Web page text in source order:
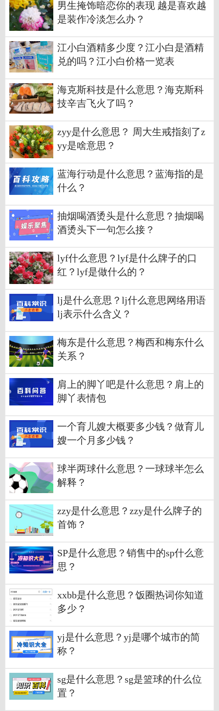
男生掩饰暗恋你的表现 越是喜欢越
是装作冷淡怎么办？
江小白酒精多少度？江小白是酒精
兑的吗？江小白价格一览表
海克斯科技是什么意思？海克斯科
技辛吉飞火了吗？
zyy是什么意思？ 周大生戒指刻了z
yy是啥意思？
蓝海行动是什么意思？蓝海指的是
什么？
抽烟喝酒烫头是什么意思？抽烟喝
酒烫头下一句怎么接？
lyf什么意思？lyf是什么牌子的口
红？lyf是做什么的？
lj是什么意思？lj什么意思网络用语
lj表示什么含义？
梅东是什么意思？梅西和梅东什么
关系？
肩上的脚丫吧是什么意思？肩上的
脚丫表情包
一个育儿嫂大概要多少钱？做育儿
嫂一个月多少钱？
球半两球什么意思？一球球半怎么
解释？
zzy是什么意思？zzy是什么牌子的
首饰？
SP是什么意思？销售中的sp什么意
思？
xxbb是什么意思？饭圈热词你知道
多少？
yj是什么意思？yj是哪个城市的简
称？
sg是什么意思？sg是篮球的什么位
置？